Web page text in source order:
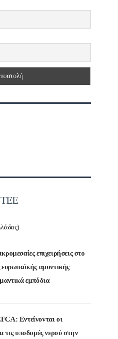
ΤΕΕ
επιχειρήσεις στο
ευρωπαϊκής αμυντικής
εμπόδια
Εντείνονται οι
τις υποδομές νερού στην